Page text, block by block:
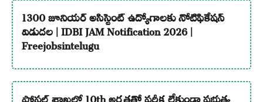
1300 జూనియర్ అసిస్టెంట్ ఉద్యోగాలకు నోటిఫికేషన్
విడుదల | IDBI JAM Notification 2026 |
Freejobsintelugu